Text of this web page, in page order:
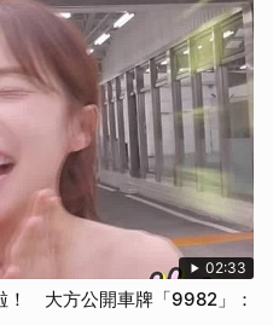
02:33
！ 大方公開車牌「9982」：